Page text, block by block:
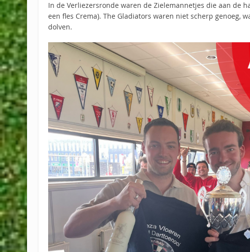
In de Verliezersronde waren de Zielemannetjes die aan de
een fles Crema). The Gladiators waren niet scherp genoeg,
dolven.